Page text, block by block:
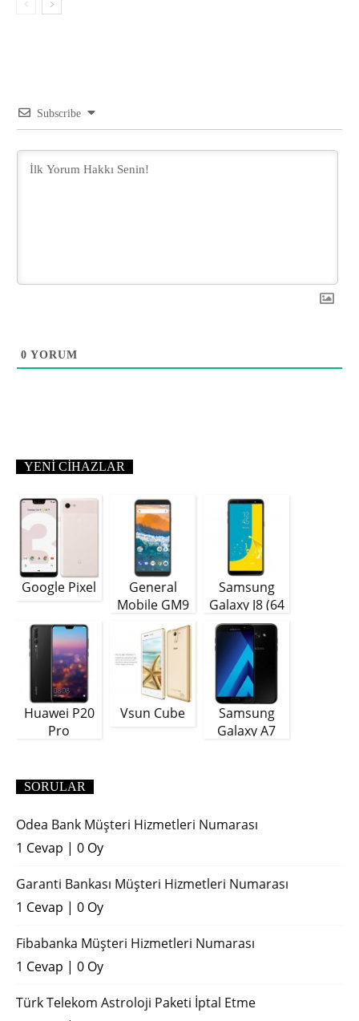
Subscribe
0 YORUM
YENI CIHAZLAR
Google Pixel
General
Mobile GM9
Samsung
Galaxy J8 (64
GB)
Huawei P20
Pro
Vsun Cube
Samsung
Galaxy A7
SORULAR
Odea Bank Müşteri Hizmetleri Numarası
1 Cevap | 0 Oy
Garanti Bankası Müşteri Hizmetleri Numarası
1 Cevap | 0 Oy
Fibabanka Müşteri Hizmetleri Numarası
1 Cevap | 0 Oy
Türk Telekom Astroloji Paketi İptal Etme